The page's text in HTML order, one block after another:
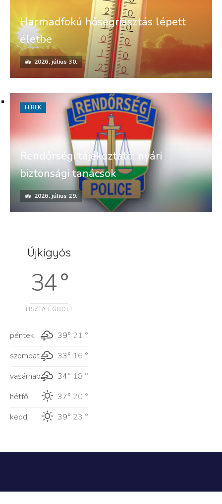
Harmadfokú hőségriasztás lépett
életbe
2026. július 30.
Rendőrségi tájékoztató: nyári
biztonsági tanácsok
2026. július 29.
HÍREK
Újkígyós
34 °
TISZTA ÉGBOLT
péntek 39° 21 °
szombat
33° 16 °
vasárnap
34° 18 °
hétfő
37° 20 °
kedd
39° 23 °